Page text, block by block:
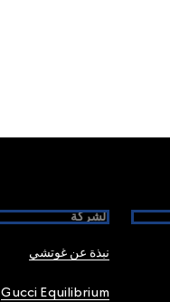
الشركة
نبذة عن غوتشي
Gucci Equilibrium